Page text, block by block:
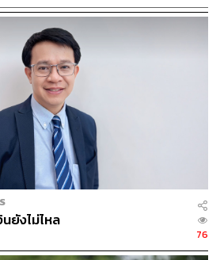
ทำแบบจำลองการเติบโตในระยะ
ศไทยจะบรรลุเป้าหมายการก้าวขึ้น
ยในปี 2037 (พ.ศ. 2580) ได้อย่างไร
าการเติบโต GDP ให้สูงกว่า 5% ให้
ำให้เศรษฐกิจไทยโต 5% ในระยะ
ะเทศที่มีรายได้สูง คือการปฏิรูป
น้า การสร้างสรรค์สิ่งใหม่ ‘แม้ไม่ใช่
ได้’ โดยให้ความสำคัญกับนโยบาย 6
ยังไม่ไหล
76